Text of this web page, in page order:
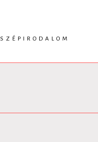
SZÉPIRODALOM
VERS